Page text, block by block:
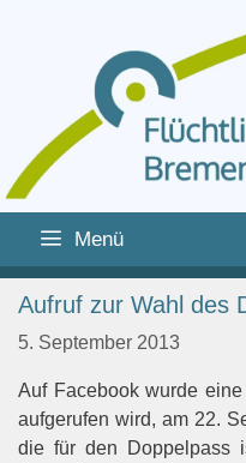
Zum
Inhalt
springen
springen
Menü
Aufruf zur Wahl des
5. September 2013
Auf Facebook wurde
aufgerufen wird, am 22.
die für den Doppelpass